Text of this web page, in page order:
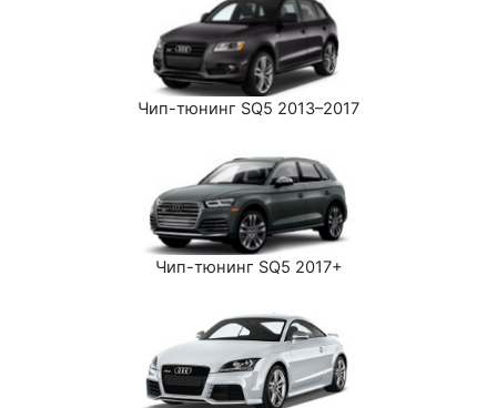
Чип-тюнинг SQ5 2013–2017
Чип-тюнинг SQ5 2017+